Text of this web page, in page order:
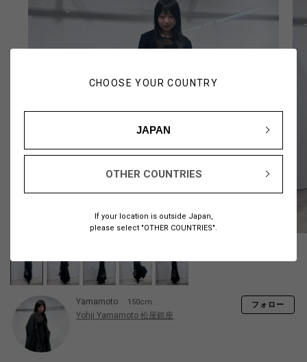
CHOOSE YOUR COUNTRY
JAPAN
OTHER COUNTRIES
If your location is outside Japan,
please select "OTHER COUNTRIES".
Yamamoto 150cm
Yohji Yamamoto 松屋銀座
フォロー